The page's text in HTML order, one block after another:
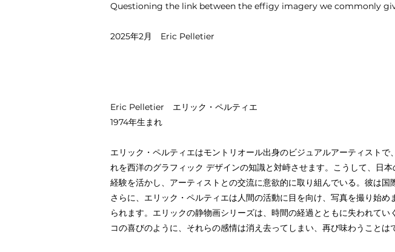
Questioning the link between the effigy imagery we commonly
2025年2月 Eric Pelletier
Eric Pelletier エリック・ペルティエ
1974年生まれ
エリック・ペルティエはモントリオール出身のビジュアルアーティスト
れを西洋のグラフィック デザインの知識と対峙させます。こうして、日
経験を活かし、アーティストとの交流に意欲的に取り組んでいる。彼は
さらに、エリック・ペルティエは人間の活動に目を向け、写真を撮り始
られます。エリックの静物画シリーズは、時間の経過とともに失われて
コの喜びのように、それらの感情は消え去ってしまい、再び味わうことは